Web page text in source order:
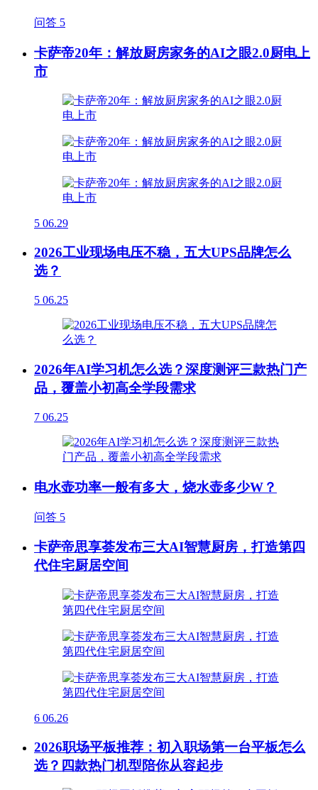
问答 5
卡萨帝20年：解放厨房家务的AI之眼2.0厨电上
市
5 06.29
2026工业现场电压不稳，五大UPS品牌怎么
选？
5 06.25
2026年AI学习机怎么选？深度测评三款热门产
品，覆盖小初高全学段需求
7 06.25
电水壶功率一般有多大，烧水壶多少W？
问答 5
卡萨帝思享荟发布三大AI智慧厨房，打造第四
代住宅厨居空间
6 06.26
2026职场平板推荐：初入职场第一台平板怎么
选？四款热门机型陪你从容起步